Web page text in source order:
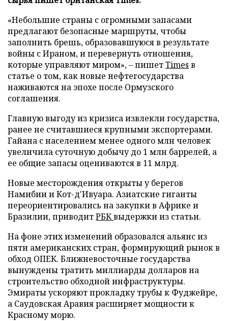
«Небольшие страны с огромными запасами
предлагают безопасные маршруты, чтобы
заполнить брешь, образовавшуюся в результате
войны с Ираном, и перевернуть отношения,
которые управляют миром», – пишетTimes в
статье о том, как новые нефтегосударства
наживаются на эпохе после Ормузского
соглашения.
Главную выгоду из кризиса извлекли государства,
ранее не считавшиеся крупными экспортерами.
Гайана с населением менее одного млн человек
увеличила суточную добычу до 1 млн баррелей, а
ее общие запасы оцениваются в 11 млрд.
Новые месторождения открыты у берегов
Намибии и Кот-д'Ивуара. Азиатские гиганты
переориентировались на закупки в Африке и
Бразилии, приводитРБКвыдержки из статьи.
На фоне этих изменений образовался альянс из
пяти американских стран, формирующий рынок в
обход ОПЕК. Ближневосточные государства
вынуждены тратить миллиарды долларов на
строительство обходной инфраструктуры.
Эмираты ускоряют прокладку трубы к Фуджейре,
а Саудовская Аравия расширяет мощности к
Красному морю.